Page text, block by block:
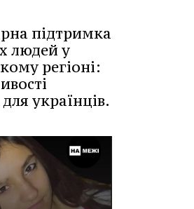
підтримка
людей у
регіоні:
українців.